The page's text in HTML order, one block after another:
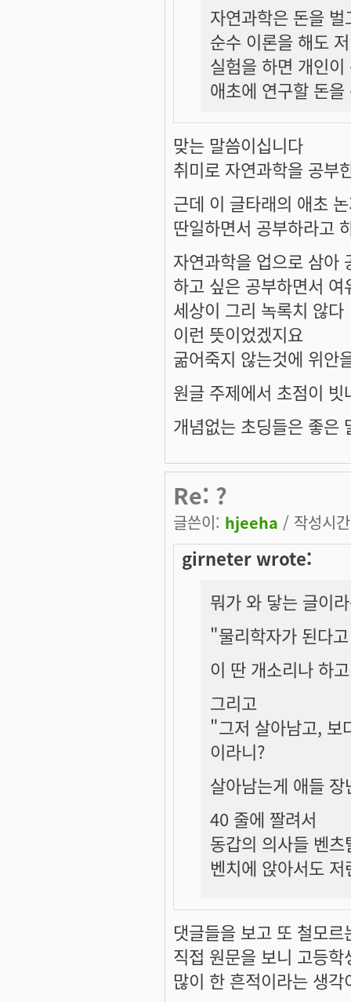
자연과학은 돈을
순수 이론을 해도
실험을 하면 개인
애초에 연구할 돈
맞는 말씀이십니다
취미로 자연과학을 공부
근데 이 글타래의 애초
딴일하면서 공부하라고
자연과학을 업으로 삼아
하고 싶은 공부하면서
세상이 그리 녹록치 않다
이런 뜻이었겠지요
굶어죽지 않는것에 위안
원글 주제에서 초점이
개념없는 초딩들은 좋은
Re: ?
글쓴이: hjeeha / 작성시
girneter wrote:
뭐가 와 닿는 글이
"물리학자가 된다
이 딴 개소리나 하
그리고
"그저 살아남고, 보
이라니?
살아남는게 애들 장
40 줄에 짤려서
동갑의 의사들 벤츠
벤치에 앉아서도
댓글들을 보고 또 철모
직접 원문을 보니 고등
많이 한 흔적이라는 생각